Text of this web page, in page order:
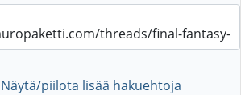
Näytä/piilota lisää hakuehtoja